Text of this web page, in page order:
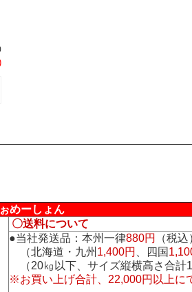
めーしょん
〇送料について
●当社発送品：本州一律880円
（税
（北海道・九州 1,400円 、四国
（20㎏以下、サイズ縦横高さ合計
※お買い上げ合計、22,000円以上に